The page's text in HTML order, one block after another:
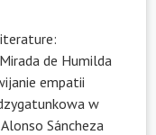
de Humilda
empatii
w
Sáncheza